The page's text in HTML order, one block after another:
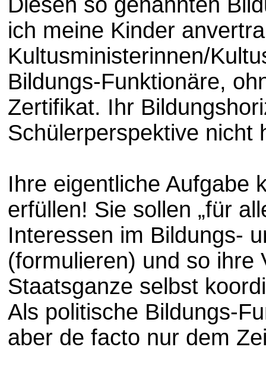
ich meine Kinder
Kultusministerinnen/
Bildungs-Funktionäre,
Zertifikat. Ihr
Schülerperspektive nicht
Ihre eigentliche Aufgabe
erfüllen! Sie sollen „für
Interessen im Bildungs-
(formulieren) und so ihre
Staatsganze selbst
Als politische Bildungs-
aber de facto nur dem